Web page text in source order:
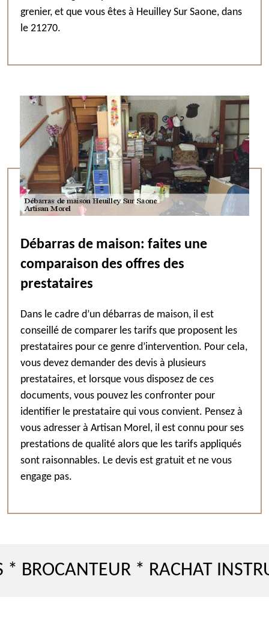
grenier, et que vous êtes à Heuilley Sur Saone, dans
le 21270.
Débarras de maison: faites une
comparaison des offres des
prestataires
Dans le cadre d’un débarras de maison, il est
conseillé de comparer les tarifs que proposent les
prestataires pour ce genre d’intervention. Pour cela,
vous devez demander des devis à plusieurs
prestataires, et lorsque vous disposez de ces
documents, vous pouvez les confronter pour
identifier le prestataire qui vous convient. Pensez à
vous adresser à Artisan Morel, il est connu pour ses
prestations de qualité alors que les tarifs appliqués
sont raisonnables. Le devis est gratuit et ne vous
engage pas.
* RACHAT